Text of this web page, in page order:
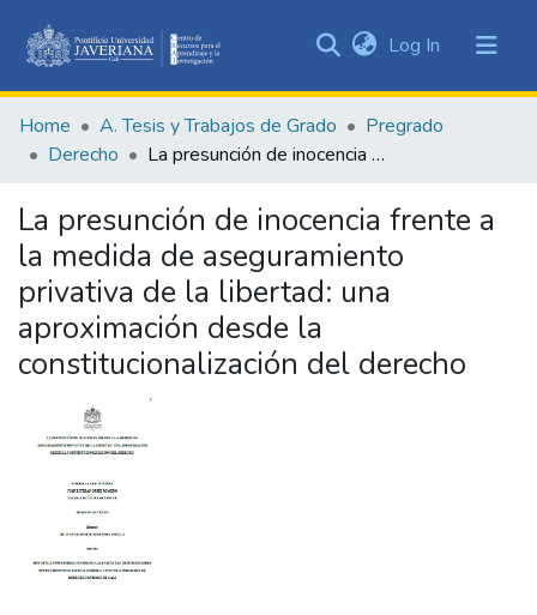
&
Collections
Statistics
Log In (current)
Home A. Tesis y Trabajos de Grado
Pregrado
Derecho
La presunción de inocencia frente a la medida de aseguramiento privativa de la libertad: una aproximación desde la constitucionalización del derecho
La presunción de inocencia frente a
la medida de aseguramiento
privativa de la libertad: una
aproximación desde la
constitucionalización del derecho